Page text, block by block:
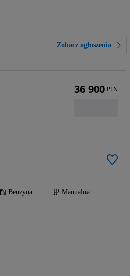
Zobacz ogłoszenia
Benzyna
Manualna
36 900 PLN